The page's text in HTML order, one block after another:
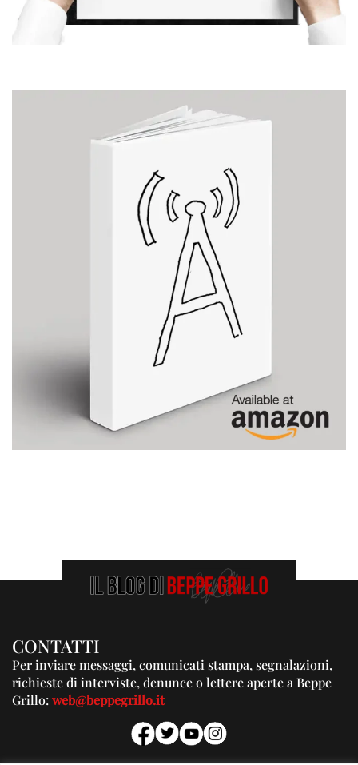
CONTATTI
Per inviare messaggi, comunicati stampa, segnalazioni,
richieste di interviste, denunce o lettere aperte a Beppe
Grillo:web@beppegrillo.it